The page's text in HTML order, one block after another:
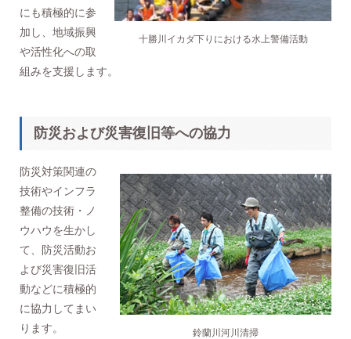
十勝川イカダ下りにおける水上警備活動
にも積極的に参
加し、地域振興
や活性化への取
組みを支援します。
防災および災害復旧等への協力
鈴蘭川河川清掃
防災対策関連の
技術やインフラ
整備の技術・ノ
ウハウを生かし
て、防災活動お
よび災害復旧活
動などに積極的
に協力してまい
ります。